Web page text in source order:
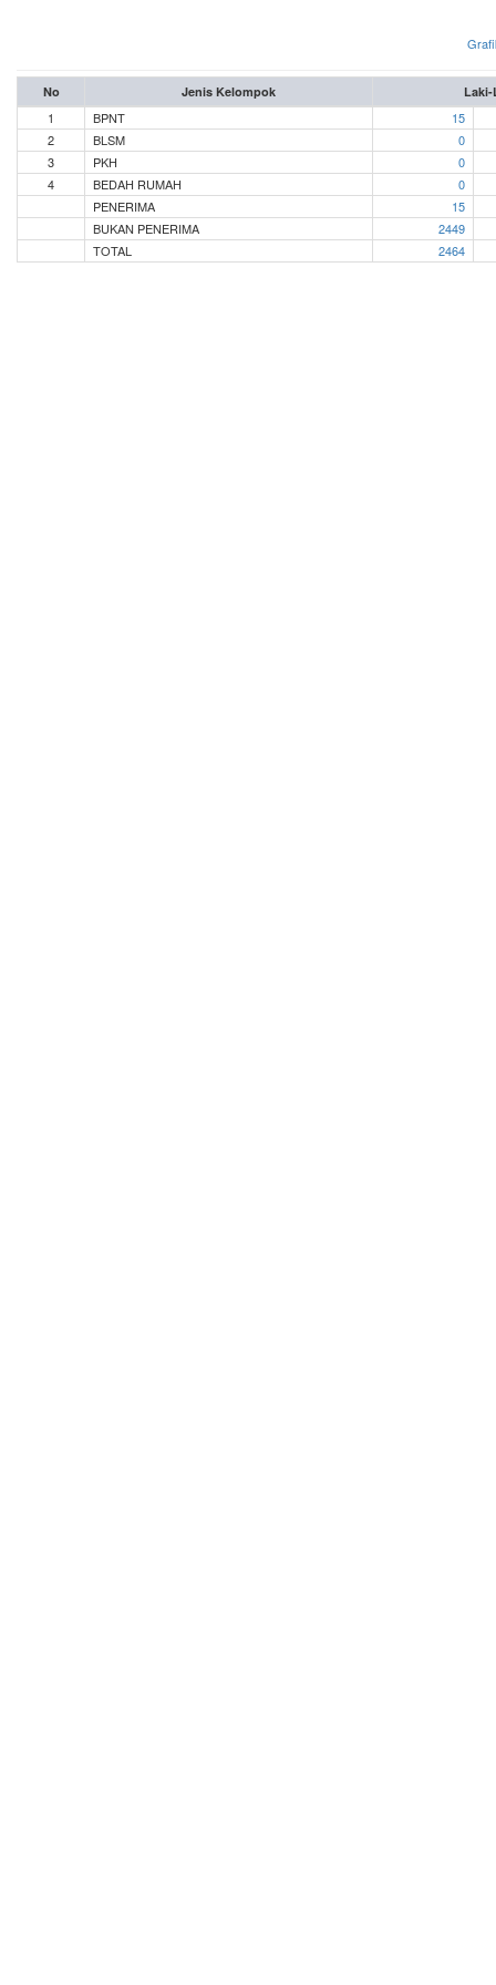
No Jenis Kelompok Laki-
1 BPNT
15
2
BLSM
0
3
PKH
0
4
BEDAH RUMAH
0
PENERIMA
15
BUKAN PENERIMA
2449
TOTAL
2464